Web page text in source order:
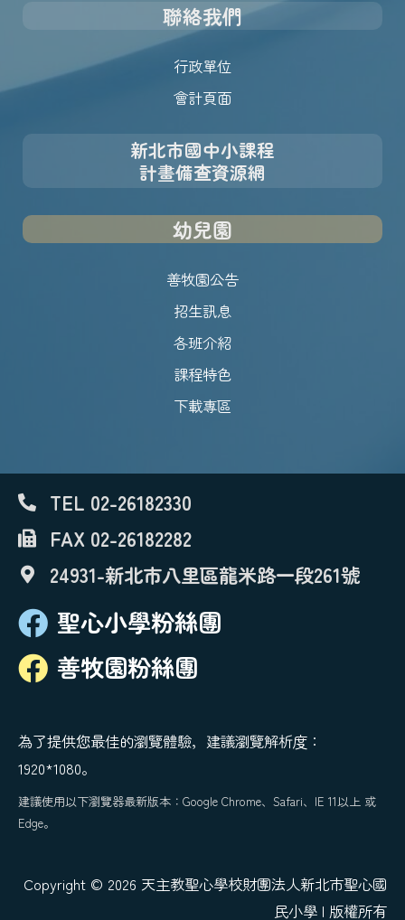
聯絡我們
行政單位
會計頁面
新北市國中小課程
計畫備查資源網
幼兒園
善牧園公告
招生訊息
各班介紹
課程特色
下載專區
TEL 02-26182330
FAX 02-26182282
24931-新北市八里區龍米路一段261號
聖心小學粉絲團
善牧園粉絲團
為了提供您最佳的瀏覽體驗，建議瀏覽解析度：
1920*1080。
建議使用以下瀏覽器最新版本：Google Chrome、Safari、IE 11以上 或
Edge。
Copyright © 2026 天主教聖心學校財團法人新北市聖心國
民小學 | 版權所有